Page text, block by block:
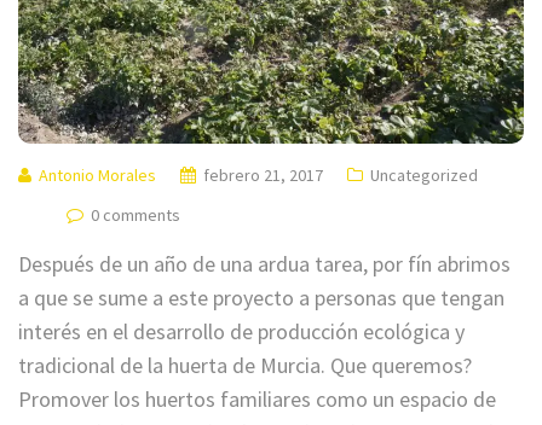
Antonio Morales febrero 21, 2017
Uncategorized
0 comments
Después de un año de una ardua tarea, por fín abrimos
a que se sume a este proyecto a personas que tengan
interés en el desarrollo de producción ecológica y
tradicional de la huerta de Murcia. Que queremos?
Promover los huertos familiares como un espacio de